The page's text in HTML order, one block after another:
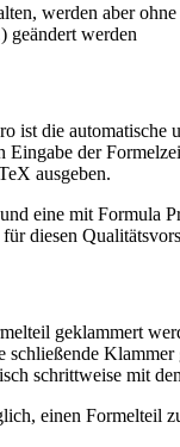
werden aber
) geändert werden
ist die
Eingabe der
ausgeben.
eine mit Formula
diesen
geklammert
schließende
schrittweise mit
einen Formelteil